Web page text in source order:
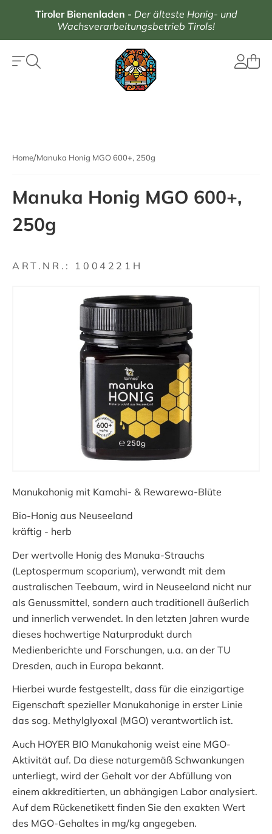
Tiroler Bienenladen - Der älteste Honig- und
Wachsverarbeitungsbetrieb Tirols!
Home Manuka Honig MGO 600+, 250g
Manuka Honig MGO 600+,
250g
ART.NR.: 1004221H
Manukahonig mit Kamahi- & Rewarewa-Blüte
Bio-Honig aus Neuseeland
kräftig - herb
Der wertvolle Honig des Manuka-Strauchs
(Leptospermum scoparium), verwandt mit dem
australischen Teebaum, wird in Neuseeland nicht nur
als Genussmittel, sondern auch traditionell äußerlich
und innerlich verwendet. In den letzten Jahren wurde
dieses hochwertige Naturprodukt durch
Medienberichte und Forschungen, u.a. an der TU
Dresden, auch in Europa bekannt.
Hierbei wurde festgestellt, dass für die einzigartige
Eigenschaft spezieller Manukahonige in erster Linie
das sog. Methylglyoxal (MGO) verantwortlich ist.
Auch HOYER BIO Manukahonig weist eine MGO-
Aktivität auf. Da diese naturgemäß Schwankungen
unterliegt, wird der Gehalt vor der Abfüllung von
einem akkreditierten, un abhängigen Labor analysiert.
Auf dem Rückenetikett finden Sie den exakten Wert
des MGO-Gehaltes in mg/kg angegeben.